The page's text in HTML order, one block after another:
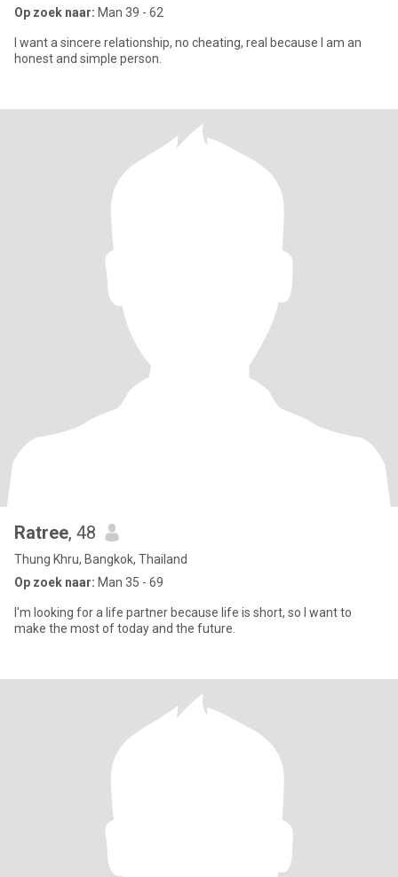
Op zoek naar: Man 39 - 62
I want a sincere relationship, no cheating, real because I am an
honest and simple person.
Ratree, 48
Thung Khru, Bangkok, Thailand
Op zoek naar: Man 35 - 69
I'm looking for a life partner because life is short, so I want to
make the most of today and the future.